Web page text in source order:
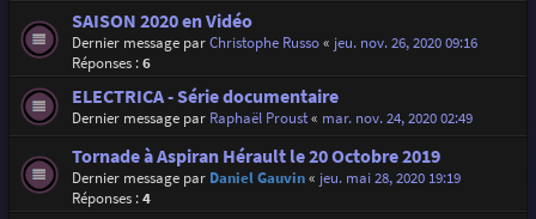
SAISON 2020 en Vidéo
Dernier message parChristophe Russo« jeu. nov. 26, 2020 09:16
Réponses :6
ELECTRICA - Série documentaire
Dernier message par Raphaël Proust« mar. nov. 24, 2020 02:49
Tornade à Aspiran Hérault le 20 Octobre 2019
Dernier message par Daniel Gauvin« jeu. mai 28, 2020 19:19
Réponses :4